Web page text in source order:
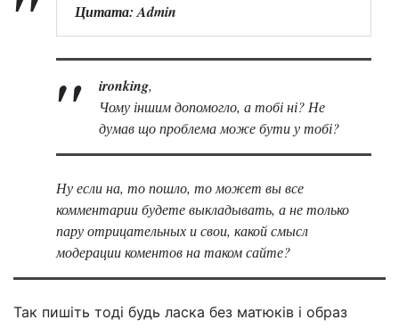
Цитата: Admin
ironking,
Чому іншим допомогло, а тобі ні? Не
думав що проблема може бути у тобі?
Ну если на, то пошло, то может вы все
комментарии будете выкладывать, а не только
пару отрицательных и свои, какой смысл
модерации коментов на таком сайте?
Так пишіть тоді будь ласка без матюків і образ